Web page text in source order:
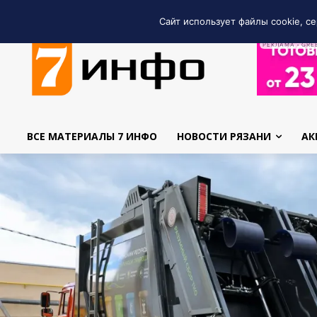
РЕКЛАМА •
ВСЕ МАТЕРИАЛЫ 7 ИНФО НОВОСТИ РЯЗАНИ
Сайт использует файлы cookie,